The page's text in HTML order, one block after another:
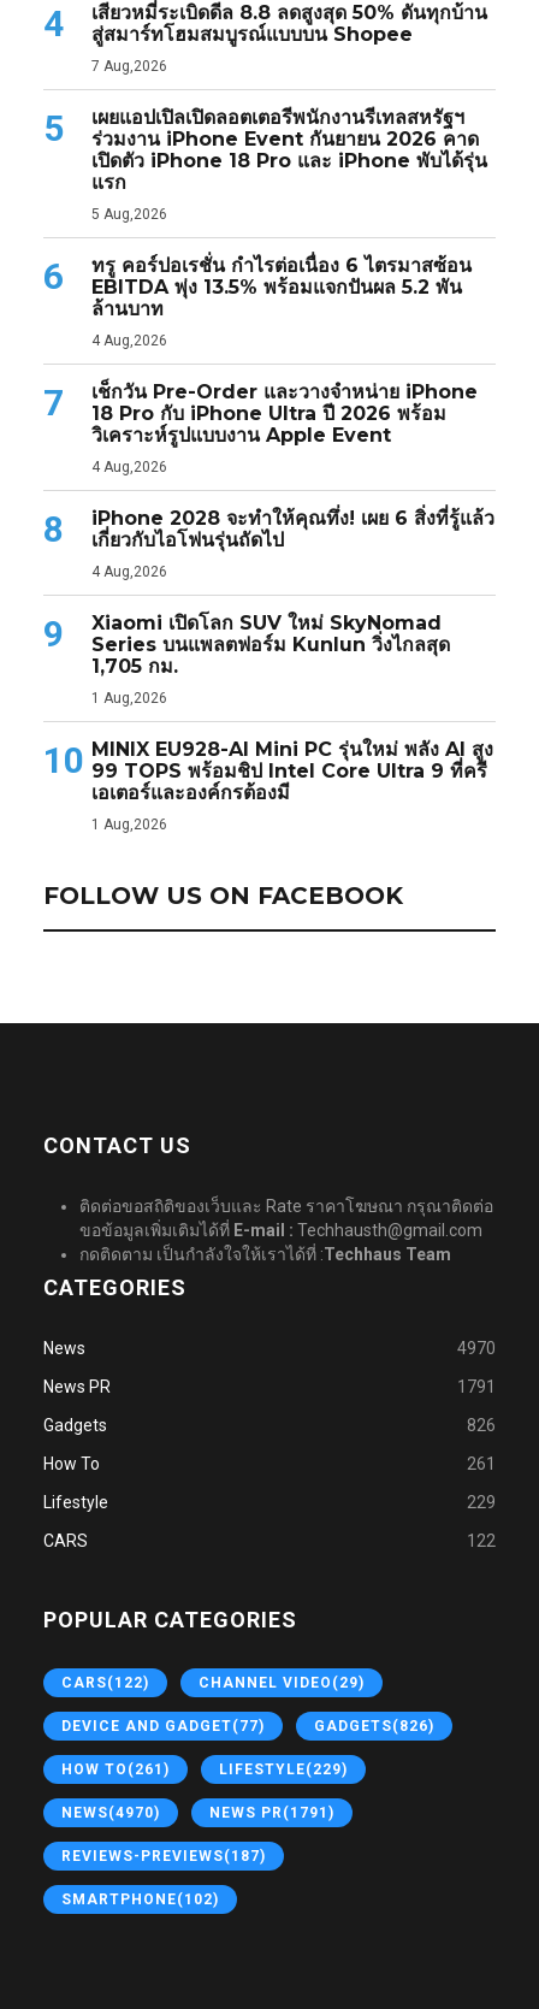
4
เสียวหมี่ระเบิดดีล 8.8 ลดสูงสุด 50% ดันทุกบ้าน
สู่สมาร์ทโฮมสมบูรณ์แบบบน Shopee
7 Aug,2026
5
เผยแอปเปิลเปิดลอตเตอรีพนักงานรีเทลสหรัฐฯ
ร่วมงาน iPhone Event กันยายน 2026 คาด
เปิดตัว iPhone 18 Pro และ iPhone พับได้รุ่น
แรก
5 Aug,2026
6
ทรู คอร์ปอเรชั่น กำไรต่อเนื่อง 6 ไตรมาสซ้อน
EBITDA พุ่ง 13.5% พร้อมแจกปันผล 5.2 พัน
ล้านบาท
4 Aug,2026
7
เช็กวัน Pre-Order และวางจำหน่าย iPhone
18 Pro กับ iPhone Ultra ปี 2026 พร้อม
วิเคราะห์รูปแบบงาน Apple Event
4 Aug,2026
8
iPhone 2028 จะทำให้คุณทึ่ง! เผย 6 สิ่งที่รู้แล้ว
เกี่ยวกับไอโฟนรุ่นถัดไป
4 Aug,2026
9
Xiaomi เปิดโลก SUV ใหม่ SkyNomad
Series บนแพลตฟอร์ม Kunlun วิ่งไกลสุด
1,705 กม.
1 Aug,2026
10 MINIX EU928-AI Mini PC รุ่นใหม่ พลัง AI สูง
99 TOPS พร้อมชิป Intel Core Ultra 9 ที่ครี
เอเตอร์และองค์กรต้องมี
1 Aug,2026
FOLLOW US ON FACEBOOK
CONTACT US
ติดต่อขอสถิติของเว็บและ Rate ราคาโฆษณา กรุณาติดต่อ
ขอข้อมูลเพิ่มเติมได้ที่ E-mail : Techhausth@gmail.com
กดติดตาม เป็นกำลังใจให้เราได้ที่ :Techhaus Team
CATEGORIES
News
4970
News PR
1791
Gadgets
826
How To
261
Lifestyle
229
CARS
122
POPULAR CATEGORIES
CARS(122) CHANNEL VIDEO (29)
DEVICE AND GADGET(77) GADGETS(826)
HOW TO (261) LIFESTYLE(229)
NEWS(4970) NEWS PR(1791)
REVIEWS-PREVIEWS(187)
SMARTPHONE(102)